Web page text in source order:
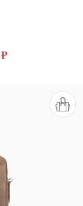
цена
₽Текущая цена: